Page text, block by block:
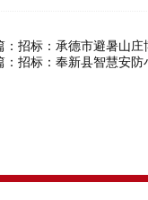
招标：承德市避暑山庄
： 招标：奉新县智慧安